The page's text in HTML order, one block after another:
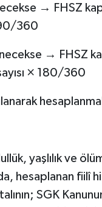
→ FHSZ
90/360
→ FHSZ
× 180/360
yaşlılık ve
hesaplanan fiilî
SGK